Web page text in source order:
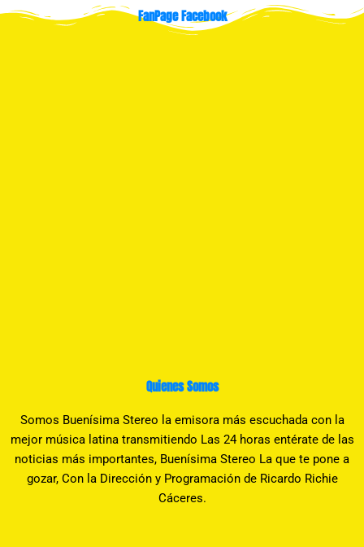
FanPage Facebook
Quienes Somos
Somos Buenísima Stereo la emisora más escuchada con la
mejor música latina transmitiendo Las 24 horas entérate de las
noticias más importantes, Buenísima Stereo La que te pone a
gozar, Con la Dirección y Programación de Ricardo Richie
Cáceres.